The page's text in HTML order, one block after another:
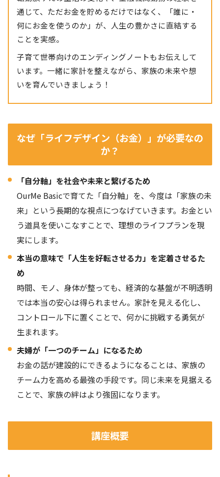
通じて、ただお金を貯めるだけではなく、「誰に・
何にお金を使うのか」が、人生の豊かさに直結する
ことを実感。
子育て世帯向けのエンディングノートもお伝えして
います。一緒に家計を整えながら、家族の未来や想
いを育んでいきましょう！
なぜ「ライフデザイン（お金）」が必要なの
か？
「自分軸」を社会や未来と繋げるため
OurMe Basicで育てた「自分軸」を、今度は「家族の未
来」という長期的な視点につなげていきます。お金とい
う道具を使いこなすことで、理想のライフプランを現
実にします。
本当の意味で「人生を好転させる力」を定着させるた
め
時間、モノ、身体が整っても、経済的な基盤が不明透明
では本当の安心は得られません。家計を見える化し、
コントロール下に置くことで、何かに挑戦する勇気が
生まれます。
夫婦が「一つのチーム」になるため
お金の話が建設的にできるようになることは、家族の
チーム力を高める最強の手段です。同じ未来を見据える
ことで、家族の絆はより強固になります。
講座概要